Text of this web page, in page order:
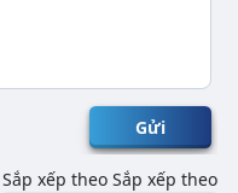
Gửi
Sắp xếp theo Sắp xếp theo